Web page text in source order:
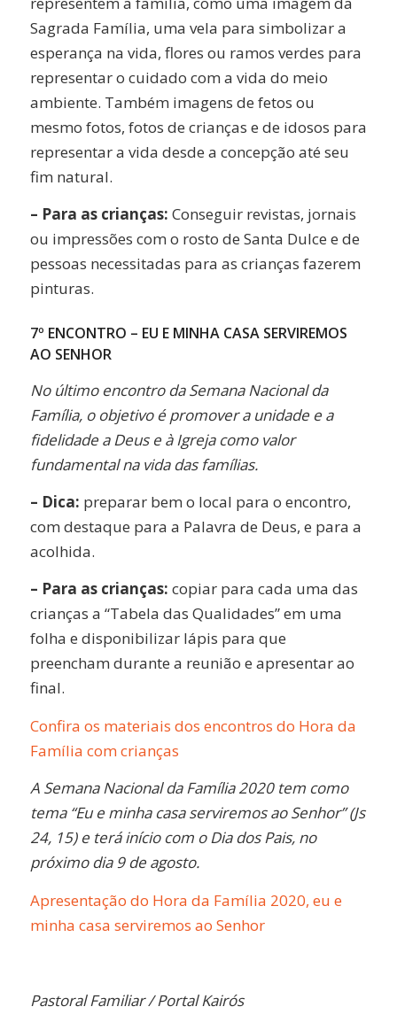
Sagrada Família, uma vela para simbolizar a
esperança na vida, flores ou ramos verdes para
representar o cuidado com a vida do meio
ambiente. Também imagens de fetos ou
mesmo fotos, fotos de crianças e de idosos para
representar a vida desde a concepção até seu
fim natural.
– Para as crianças: Conseguir revistas, jornais
ou impressões com o rosto de Santa Dulce e de
pessoas necessitadas para as crianças fazerem
pinturas.
7º ENCONTRO – EU E MINHA CASA SERVIREMOS
AO SENHOR
No último encontro da Semana Nacional da
Família, o objetivo é promover a unidade e a
fidelidade a Deus e à Igreja como valor
fundamental na vida das famílias.
– Dica: preparar bem o local para o encontro,
com destaque para a Palavra de Deus, e para a
acolhida.
– Para as crianças: copiar para cada uma das
crianças a “Tabela das Qualidades” em uma
folha e disponibilizar lápis para que
preencham durante a reunião e apresentar ao
final.
Confira os materiais dos encontros do Hora da
Família com crianças
A Semana Nacional da Família 2020 tem como
tema “Eu e minha casa serviremos ao Senhor” (Js
24, 15) e terá início com o Dia dos Pais, no
próximo dia 9 de agosto.
Apresentação do Hora da Família 2020, eu e
minha casa serviremos ao Senhor
Pastoral Familiar / Portal Kairós